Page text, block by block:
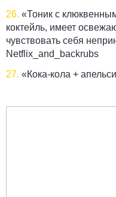
26. «Тоник с
коктейль, имеет
чувствовать себя
Netflix_and_backrubs
27. «Кока-кола +